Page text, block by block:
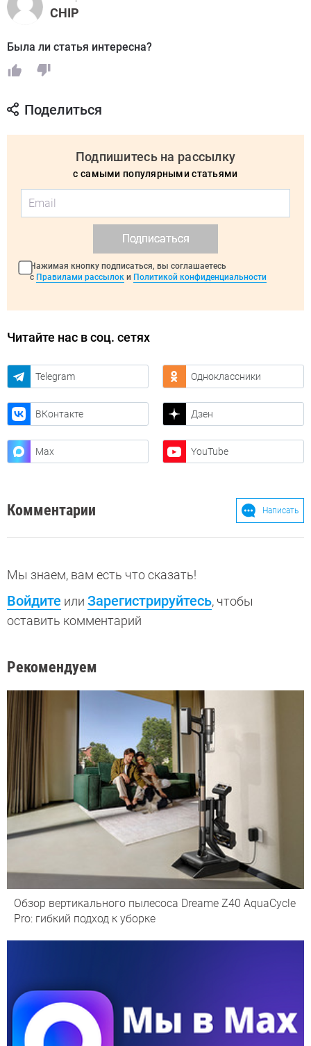
CHIP
Была ли статья интересна?
Поделиться
Подпишитесь на рассылку
с самыми популярными статьями
Подписаться
Нажимая кнопку подписаться, вы соглашаетесь
с Правилами рассылок и Политикой конфиденциальности
Читайте нас в соц. сетях
Telegram Одноклассники
ВКонтакте Дзен
Max YouTube
Комментарии Написать
Мы знаем, вам есть что сказать!
Войдите или Зарегистрируйтесь, чтобы
оставить комментарий
Рекомендуем
Обзор вертикального пылесоса Dreame Z40 AquaCycle
Pro: гибкий подход к уборке